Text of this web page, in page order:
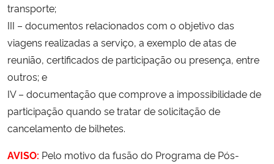
transporte;
III – documentos relacionados com o objetivo das
viagens realizadas a serviço, a exemplo de atas de
reunião, certificados de participação ou presença, entre
outros; e
IV – documentação que comprove a impossibilidade de
participação quando se tratar de solicitação de
cancelamento de bilhetes.
AVISO: Pelo motivo da fusão do Programa de Pós-